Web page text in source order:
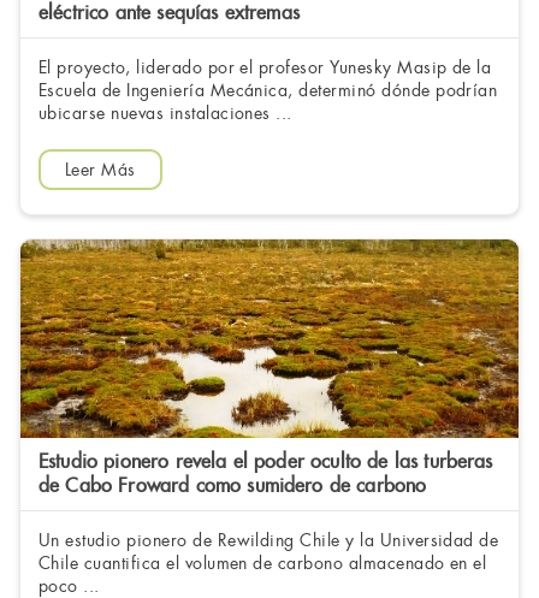
eléctrico ante sequías extremas
El proyecto, liderado por el profesor Yunesky Masip de la
Escuela de Ingeniería Mecánica, determinó dónde podrían
ubicarse nuevas instalaciones ...
Leer Más
Estudio pionero revela el poder oculto de las turberas
de Cabo Froward como sumidero de carbono
Un estudio pionero de Rewilding Chile y la Universidad de
Chile cuantifica el volumen de carbono almacenado en el
poco ...